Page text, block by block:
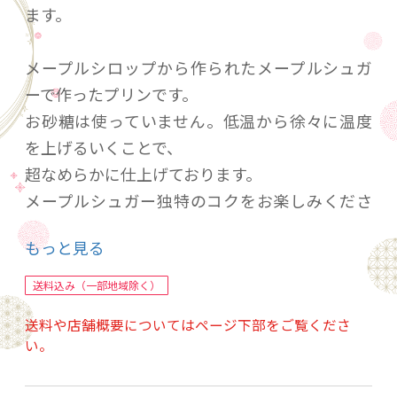
ます。
メープルシロップから作られたメープルシュガ
ーで作ったプリンです。
お砂糖は使っていません。低温から徐々に温度
を上げるいくことで、
超なめらかに仕上げております。
メープルシュガー独特のコクをお楽しみくださ
い。
添加物不使用のため日持ちがしません。到着後
すぐにお召し上がりください
【原材料】
スキムミルク 生クリームホイップ
もっと見る
送料込み（一部地域除く）
送料や店舗概要についてはページ下部をご覧くださ
い。